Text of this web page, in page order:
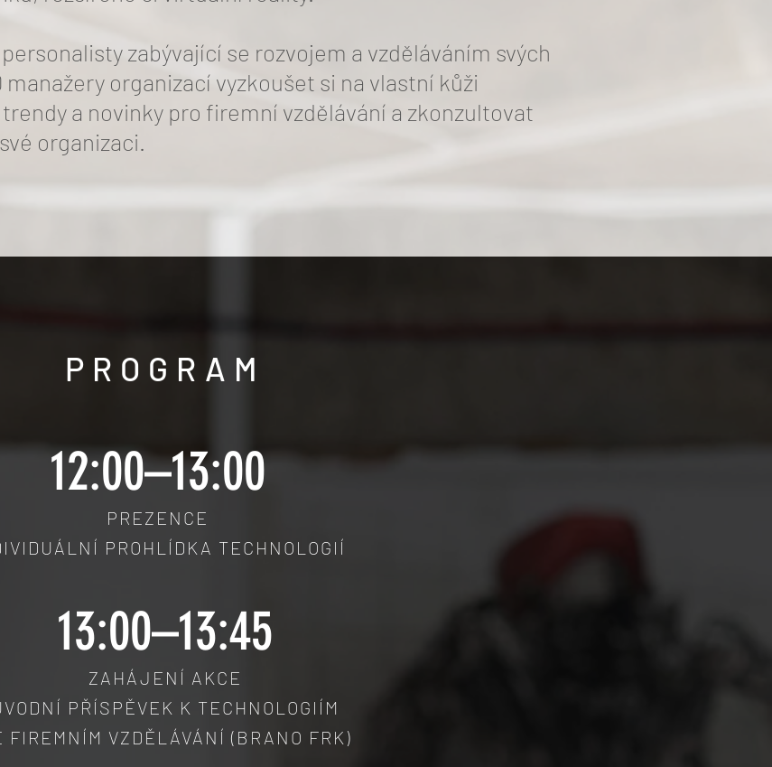
zabývající se rozvojem a vzděláváním svých
organizací vyzkoušet si na vlastní kůži
a novinky pro firemní vzdělávání a zkonzultovat
organizaci.
PROGRAM
12:00–13:00
PREZENCE
PROHLÍDKA TECHNOLOGIÍ
13:00–13:45
ZAHÁJENÍ AKCE
PŘÍSPĚVEK K TECHNOLOGIÍM
FIREMNÍM VZDĚLÁVÁNÍ (BRANO FRK)